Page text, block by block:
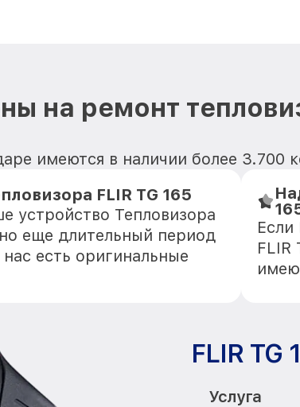
на ремонт
имеются в наличии более 3.700
FLIR TG 165
устройство Тепловизора
еще длительный период
есть оригинальные
FLIR
FLIR TG
Услуга